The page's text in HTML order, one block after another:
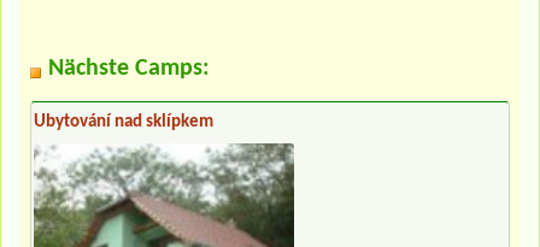
Nächste Camps:
Ubytování nad sklípkem